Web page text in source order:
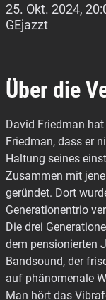
25. Okt. 2024,
GEjazzt
Über die
David Friedman
Friedman, dass er
Haltung seines
Zusammen mit
geründet. Dort
Generationentrio
Die drei
dem pensionierten
Bandsound, der
auf phänomenale
Man hört das